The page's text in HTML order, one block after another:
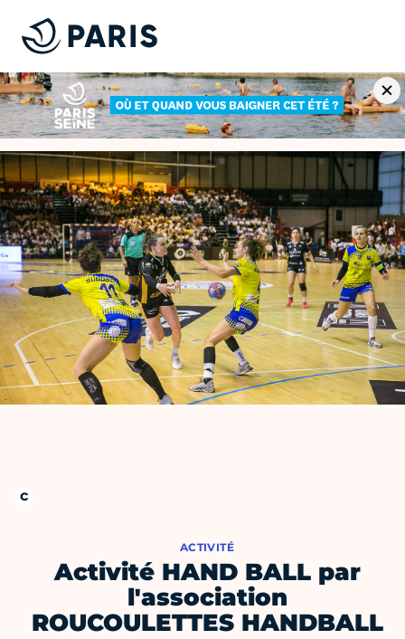
ACTIVITÉ
Activité HAND BALL par
l'association
ROUCOULETTES HANDBALL